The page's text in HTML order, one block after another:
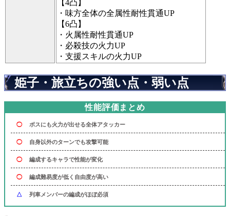
【4凸】
・味方全体の全属性耐性貫通UP
【6凸】
・火属性耐性貫通UP
・必殺技の火力UP
・支援スキルの火力UP
姫子・旅立ちの強い点・弱い点
性能評価まとめ
◯ボスにも火力が出せる全体アタッカー
◯自身以外のターンでも攻撃可能
◯編成するキャラで性能が変化
◯編成難易度が低く自由度が高い
△ 列車メンバーの編成がほぼ必須